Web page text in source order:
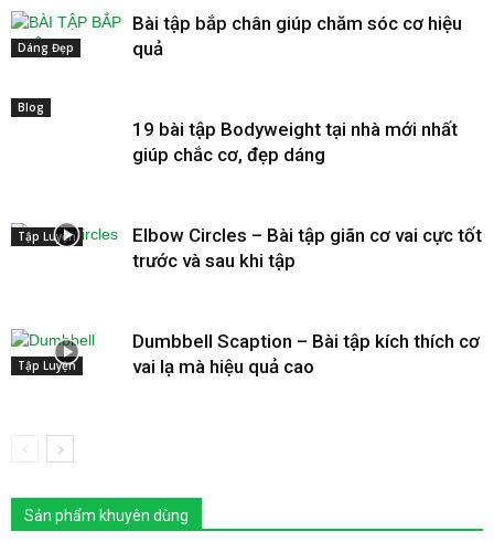
Dáng Đẹp
Bài tập bắp chân giúp chăm sóc cơ hiệu
quả
Blog
19 bài tập Bodyweight tại nhà mới nhất
giúp chắc cơ, đẹp dáng
Tập Luyện
Elbow Circles – Bài tập giãn cơ vai cực tốt
trước và sau khi tập
Tập Luyện
Dumbbell Scaption – Bài tập kích thích cơ
vai lạ mà hiệu quả cao
Sản phẩm khuyên dùng